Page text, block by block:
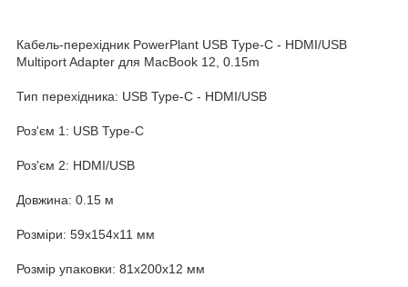
Кабель-перехідник PowerPlant USB Type-C - HDMI/USB
Multiport Adapter для MacBook 12, 0.15m
Тип перехідника: USB Type-C - HDMI/USB
Роз'єм 1: USB Type-C
Роз'єм 2: HDMI/USB
Довжина: 0.15 м
Розміри: 59x154x11 мм
Розмір упаковки: 81x200x12 мм